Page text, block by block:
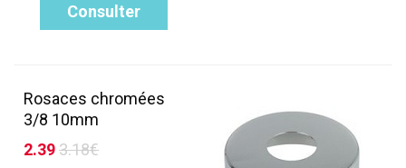
Consulter
Rosaces chromées
3/8 10mm
2.393.18€